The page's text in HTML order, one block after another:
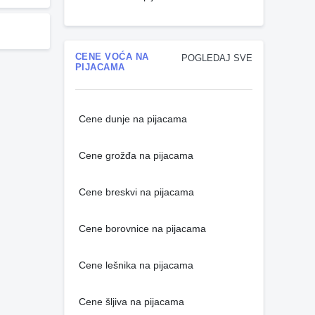
POGLEDAJ SVE
CENE VOĆA NA
PIJACAMA
Cene dunje na pijacama
Cene grožđa na pijacama
Cene breskvi na pijacama
Cene borovnice na pijacama
Cene lešnika na pijacama
Cene šljiva na pijacama